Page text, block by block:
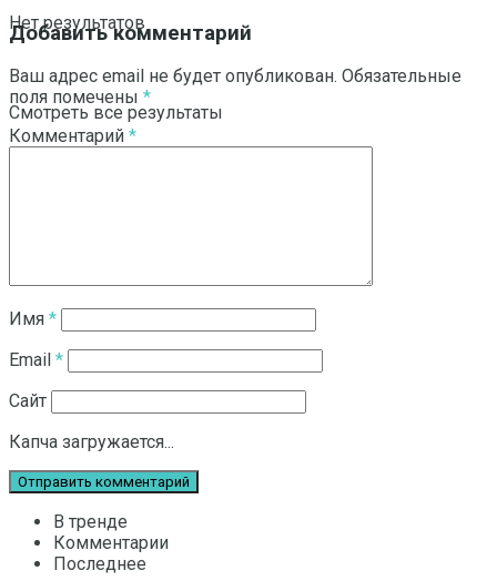
Нет результатов
Смотреть все результаты
Добавить комментарий
Ваш адрес email не будет опубликован. Обязательные
поля помечены *
Комментарий *
Имя *
Email *
Сайт
Капча загружается...
В тренде
Комментарии
Последнее